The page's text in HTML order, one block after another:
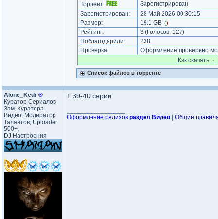
Торрент:
Зарегистрирован
Зарегистрирован:
28 Май 2026 00:30:15
Размер:
19.1 GB ()
Рейтинг: 3 (Голосов: 127)
Поблагодарили:
238
Проверка:
Оформление проверено
Как cкачать·
Список файлов в торренте
Alone_Kedr ®
Куратор Сериалов
Зам. Куратора
Видео, Модератор
Талантов, Uploader
500+,
DJ Настроения
+ 39-40 серии
Оформление релизов раздел Видео Общие